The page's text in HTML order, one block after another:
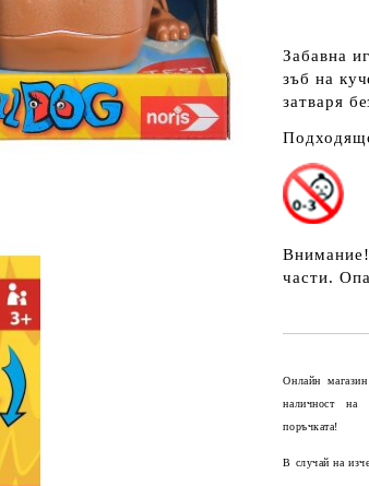
Забавна
зъб на
затваря
части.
Онлайн
наличност на
поръчката!
В случай на